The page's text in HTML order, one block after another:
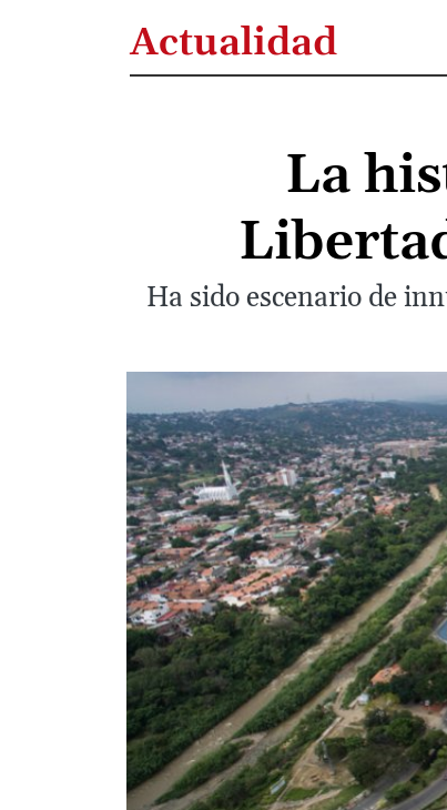
Actualidad
La
Ha sido escenario de